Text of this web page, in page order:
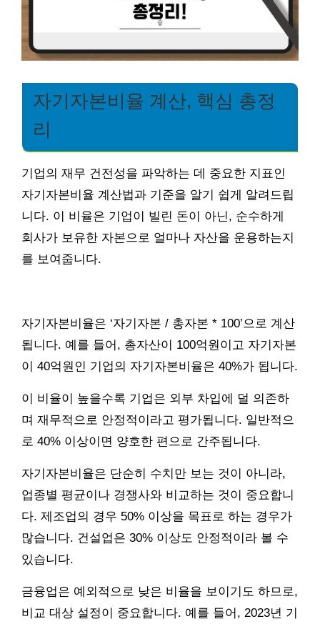
자기자본비율 계산, 핵심 총정
리
기업의 재무 건전성을 파악하는 데 중요한 지표인
자기자본비율 계산법과 기준을 알기 쉽게 알려드립
니다. 이 비율은 기업이 빌린 돈이 아닌, 순수하게
회사가 보유한 자본으로 얼마나 자산을 운용하는지
를 보여줍니다.
자기자본비율은 ‘자기자본 / 총자본 * 100’으로 계산
됩니다. 예를 들어, 총자산이 100억원이고 자기자본
이 40억원인 기업의 자기자본비율은 40%가 됩니다.
이 비율이 높을수록 기업은 외부 차입에 덜 의존하
며 재무적으로 안정적이라고 평가됩니다. 일반적으
로 40% 이상이면 양호한 편으로 간주됩니다.
자기자본비율은 단순히 수치만 보는 것이 아니라,
업종별 평균이나 경쟁사와 비교하는 것이 중요합니
다. 제조업의 경우 50% 이상을 목표로 하는 경우가
많습니다. 건설업은 30% 이상도 안정적이라 볼 수
있습니다.
금융업은 예외적으로 낮은 비율을 보이기도 하므로,
비교 대상 설정이 중요합니다. 예를 들어, 2023년 기